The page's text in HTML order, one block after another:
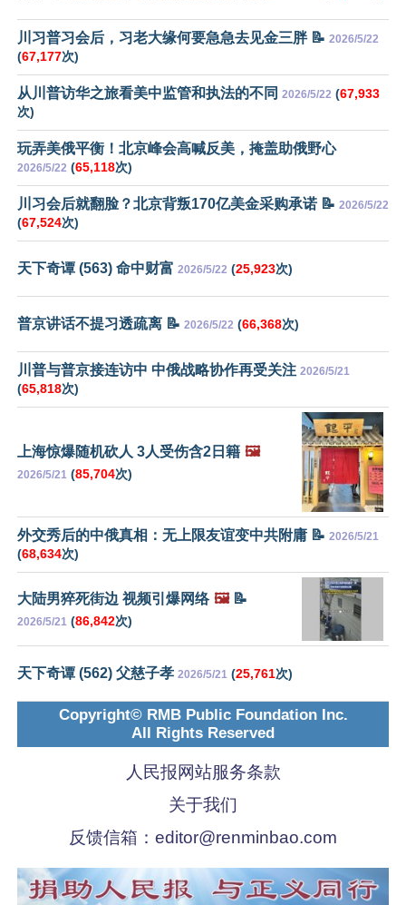
川习普习会后，习老大缘何要急急去见金三胖 📝 2026/5/22
(67,177次)
从川普访华之旅看美中监管和执法的不同 2026/5/22 (67,933
次)
玩弄美俄平衡！北京峰会高喊反美，掩盖助俄野心
2026/5/22 (65,118次)
川习会后就翻脸？北京背叛170亿美金采购承诺 📝 2026/5/22
(67,524次)
天下奇谭 (563) 命中财富 2026/5/22 (25,923次)
普京讲话不提习透疏离 📝 2026/5/22 (66,368次)
川普与普京接连访中 中俄战略协作再受关注 2026/5/21
(65,818次)
上海惊爆随机砍人 3人受伤含2日籍 🖼️
2026/5/21 (85,704次)
外交秀后的中俄真相：无上限友谊变中共附庸 📝 2026/5/21
(68,634次)
大陆男猝死街边 视频引爆网络 🖼️📝
2026/5/21 (86,842次)
天下奇谭 (562) 父慈子孝 2026/5/21 (25,761次)
Copyright© RMB Public Foundation Inc.
All Rights Reserved
人民报网站服务条款
关于我们
反馈信箱： editor@renminbao.com